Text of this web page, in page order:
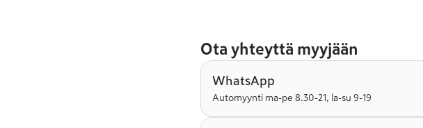
Ota yhteyttä myyjään
WhatsApp
Automyynti ma-pe 8.30-21, la-su 9-19